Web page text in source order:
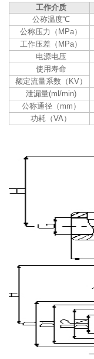
工作介质
公称温度℃
公称压力（MPa）
工作压差（MPa）
电源电压
使用寿命
额定流量系数（KV）
泄漏量(ml/min)
公称通径（mm）
功耗（VA）